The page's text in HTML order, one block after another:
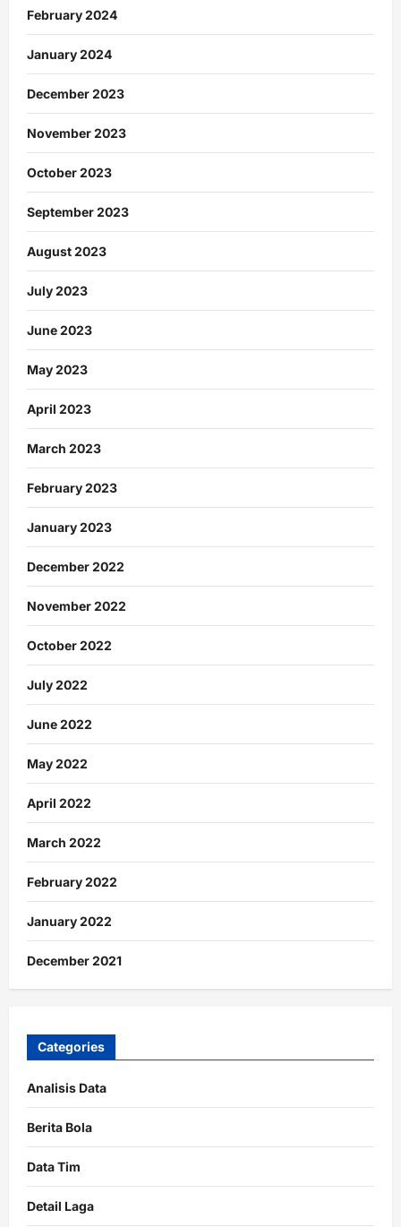
February 2024
January 2024
December 2023
November 2023
October 2023
September 2023
August 2023
July 2023
June 2023
May 2023
April 2023
March 2023
February 2023
January 2023
December 2022
November 2022
October 2022
July 2022
June 2022
May 2022
April 2022
March 2022
February 2022
January 2022
December 2021
Categories
Analisis Data
Berita Bola
Data Tim
Detail Laga